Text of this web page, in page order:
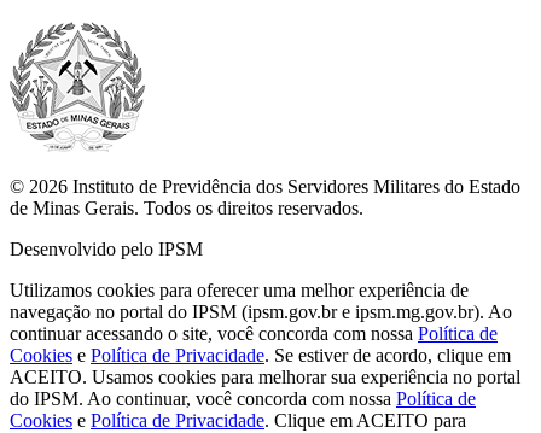
© 2026 Instituto de Previdência dos Servidores Militares do Estado
de Minas Gerais. Todos os direitos reservados.
Desenvolvido pelo IPSM
Utilizamos cookies para oferecer uma melhor experiência de
navegação no portal do IPSM (ipsm.gov.br e ipsm.mg.gov.br). Ao
continuar acessando o site, você concorda com nossa Política de
Cookies e Política de Privacidade. Se estiver de acordo, clique em
ACEITO. Usamos cookies para melhorar sua experiência no portal
do IPSM. Ao continuar, você concorda com nossa Política de
Cookies e Política de Privacidade. Clique em ACEITO para